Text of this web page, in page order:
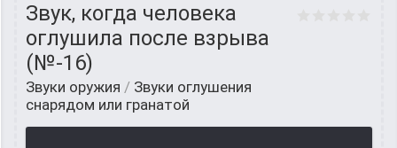
Звук, когда человека
оглушила после взрыва
(№-16)
Звуки оружия / Звуки оглушения
снарядом или гранатой